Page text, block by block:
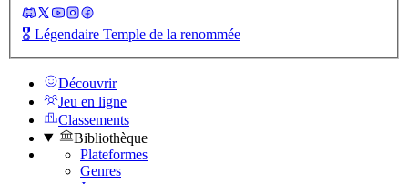
🎖️ Légendaire Temple de la renommée
Découvrir
Jeu en ligne
Classements
Bibliothèque
Plateformes
Genres